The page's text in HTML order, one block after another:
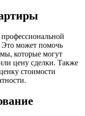
Это может помочь
которые могут
цену сделки. Также
стоимости